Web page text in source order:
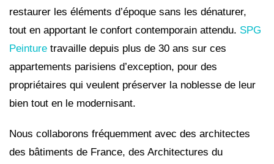
restaurer les éléments d’époque sans les dénaturer,
tout en apportant le confort contemporain attendu. SPG
Peinture travaille depuis plus de 30 ans sur ces
appartements parisiens d’exception, pour des
propriétaires qui veulent préserver la noblesse de leur
bien tout en le modernisant.
Nous collaborons fréquemment avec des architectes
des bâtiments de France, des Architectures du